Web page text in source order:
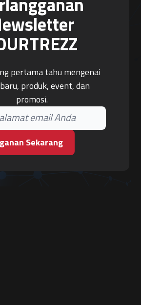
pertama tahu mengenai
produk, event, dan
promosi.
Sekarang